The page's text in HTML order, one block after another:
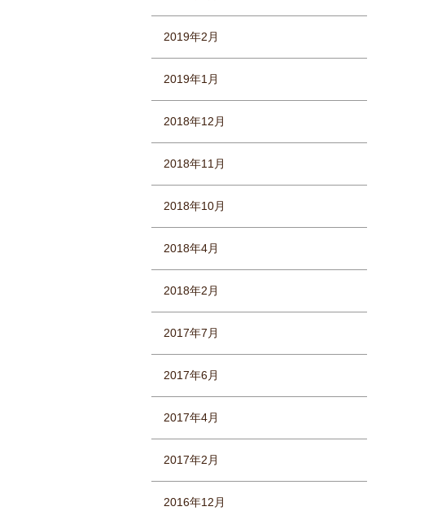
2019年2月
2019年1月
2018年12月
2018年11月
2018年10月
2018年4月
2018年2月
2017年7月
2017年6月
2017年4月
2017年2月
2016年12月